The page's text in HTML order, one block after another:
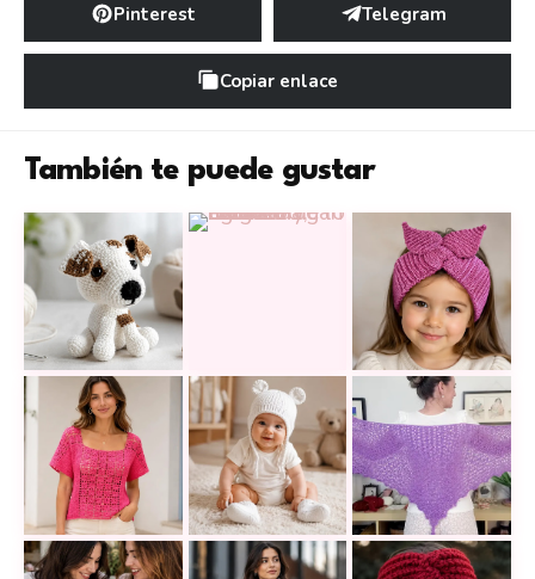
Pinterest Telegram
Copiar enlace
También te puede gustar
Un perrito amigurumi es pequeño, adorable y muy
Este cárdigan rosa a crochet
Diadema tejida a
Blusa a crochet para principiantes: diseño sencillo
Gorra tejida de osito para bebé a
Este Chal